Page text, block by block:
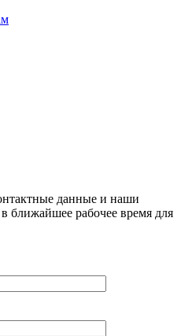
данные и наши
ближайшее рабочее время для